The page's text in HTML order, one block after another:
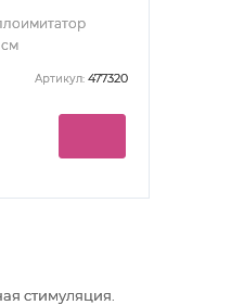
см
Артикул: 477320
стимуляция